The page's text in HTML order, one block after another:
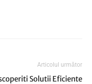
Articolul următor
Solutii Eficiente